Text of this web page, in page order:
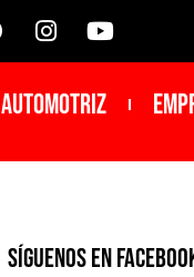
Automotriz
SíGUENOS EN